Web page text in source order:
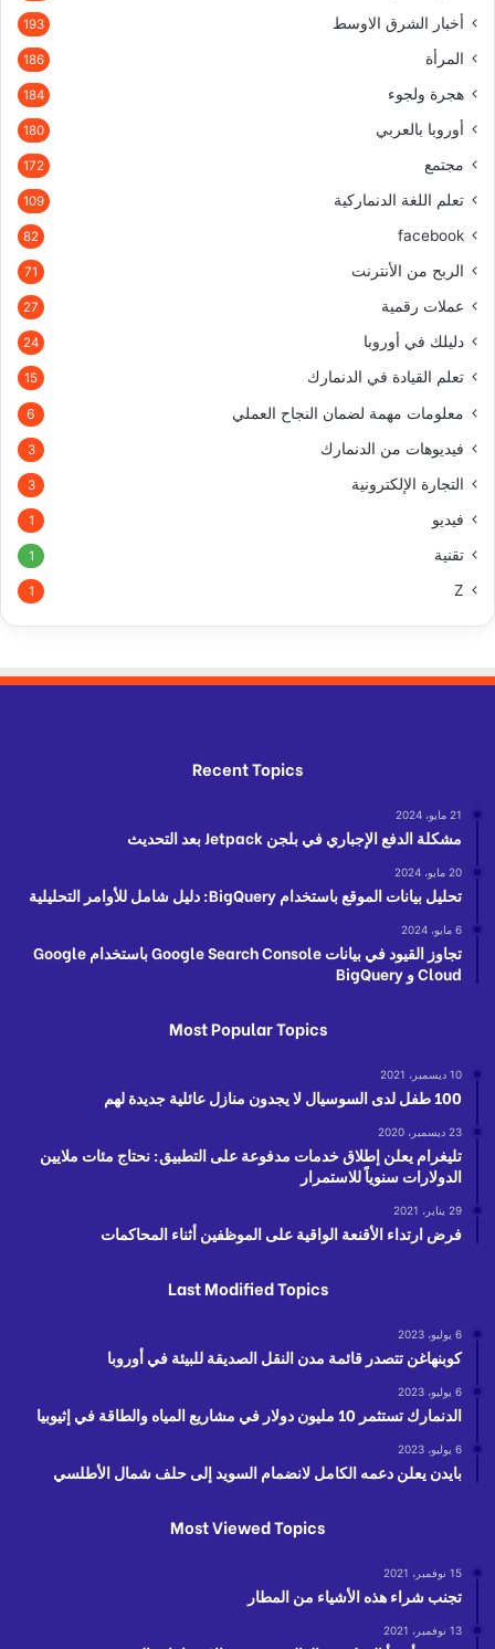
أخبار الشرق الاوسط 193
المرأة 186
هجرة ولجوء 184
أوروبا بالعربي 180
مجتمع 172
تعلم اللغة الدنماركية 109
facebook
82
الربح من الأنترنت 71
عملات رقمية 27
دليلك في أوروبا 24
تعلم القيادة في الدنمارك 15
معلومات مهمة لضمان النجاح العملي 6
فيديوهات من الدنمارك 3
التجارة الإلكترونية 3
فيديو 1
تقنية 1
Z
1
Recent Topics
21 مايو، 2024
مشكلة الدفع الإجباري في بلجن Jetpack بعد التحديث
20 مايو، 2024
تحليل بيانات الموقع باستخدام BigQuery: دليل شامل للأوامر التحليلية
6 مايو، 2024
تجاوز القيود في بيانات Google Search Console باستخدام Google
Cloud و BigQuery
Most Popular Topics
10 ديسمبر، 2021
100 طفل لدى السوسيال لا يجدون منازل عائلية جديدة لهم
23 ديسمبر، 2020
تليغرام يعلن إطلاق خدمات مدفوعة على التطبيق: نحتاج مئات ملايين
الدولارات سنوياً للاستمرار
29 يناير، 2021
فرض ارتداء الأقنعة الواقية على الموظفين أثناء المحاكمات
Last Modified Topics
6 يوليو، 2023
كوبنهاغن تتصدر قائمة مدن النقل الصديقة للبيئة في أوروبا
6 يوليو، 2023
الدنمارك تستثمر 10 مليون دولار في مشاريع المياه والطاقة في إثيوبيا
6 يوليو، 2023
بايدن يعلن دعمه الكامل لانضمام السويد إلى حلف شمال الأطلسي
Most Viewed Topics
15 نوفمبر، 2021
تجنب شراء هذه الأشياء من المطار
13 نوفمبر، 2021